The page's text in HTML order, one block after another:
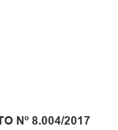
Nº 8.004/2017